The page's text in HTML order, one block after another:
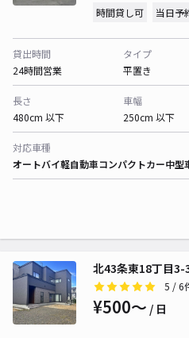
時間貸し可 当日予
貸出時間
24時間営業
タイプ
平置き
長さ
480cm 以下
車幅
250cm 以下
対応車種
オートバイ軽自動車コンパクトカー中型
北43条東18丁目3-
5 / 6
¥500〜 / 日